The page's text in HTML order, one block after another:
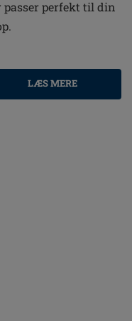
passer perfekt til din
LÆS MERE